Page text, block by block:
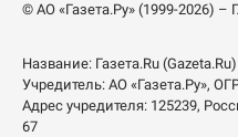
© АО «Газета.Ру» (1999-2026) –
Название: Газета.Ru (Gazeta.Ru)
Учредитель: АО «Газета.Ру»,
Адрес учредителя: 125239,
67